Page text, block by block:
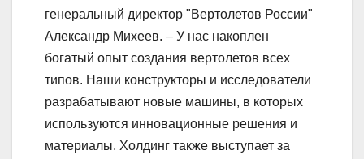
генеральный директор "Вертолетов России"
Александр Михеев. – У нас накоплен
богатый опыт создания вертолетов всех
типов. Наши конструкторы и исследователи
разрабатывают новые машины, в которых
используются инновационные решения и
материалы. Холдинг также выступает за